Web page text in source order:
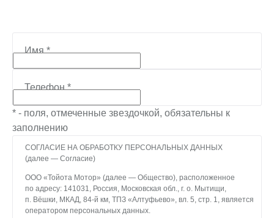
Имя*
Телефон*
* - поля, отмеченные звездочкой, обязательны к
заполнению
СОГЛАСИЕ НА ОБРАБОТКУ ПЕРСОНАЛЬНЫХ ДАННЫХ
(далее — Согласие)
ООО «Тойота Мотор» (далее — Общество), расположенное
по адресу: 141031, Россия, Московская обл., г. о. Мытищи,
п. Вёшки, МКАД, 84-й км, ТПЗ «Алтуфьево», вл. 5, стр. 1, является
оператором персональных данных.